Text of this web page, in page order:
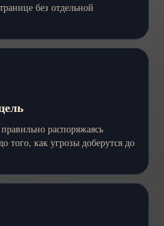
без отдельной
распоряжаясь
того, как угрозы доберутся до